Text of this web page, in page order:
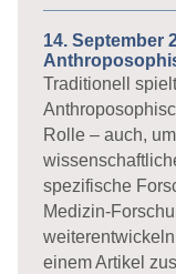
14. September
Traditionell
Rolle – auch,
spezifische
Medizin-
einem Artikel